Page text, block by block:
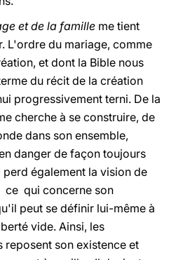
et de la famille me tient
L'ordre du mariage, comme
et dont la Bible nous
du récit de la création
progressivement terni. De la
cherche à se construire, de
dans son ensemble,
danger de façon toujours
également la vision de
ce qui concerne son
peut se définir lui-même à
vide. Ainsi, les
reposent son existence et